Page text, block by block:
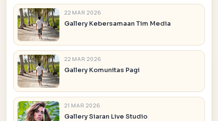
22 MAR 2026
Gallery Kebersamaan Tim Media
22 MAR 2026
Gallery Komunitas Pagi
21 MAR 2026
Gallery Siaran Live Studio